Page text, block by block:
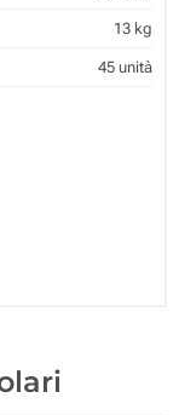
13 kg
45 unità